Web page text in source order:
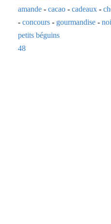
amande - cacao - cadeaux -
- concours - gourmandise -
petits béguins
48